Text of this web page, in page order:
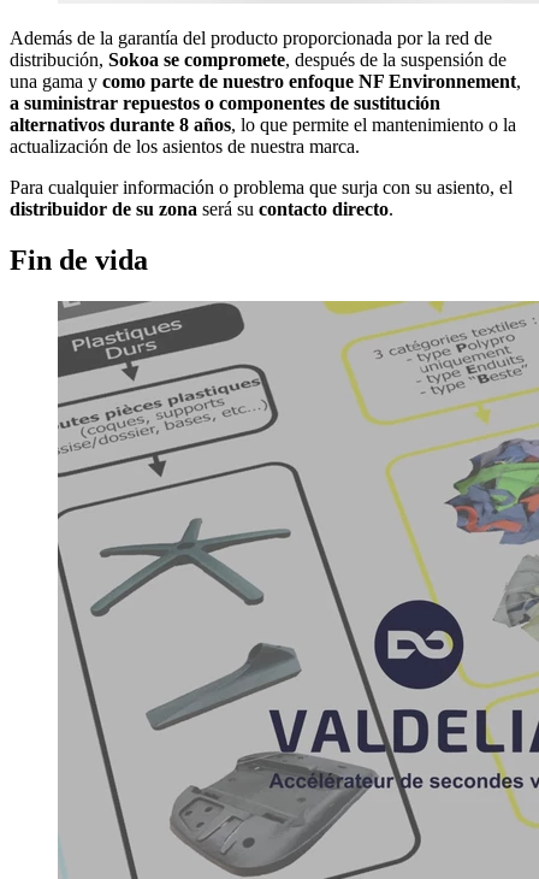
Además de la garantía del producto proporcionada por la red de
distribución, Sokoa se compromete, después de la suspensión de
una gama y como parte de nuestro enfoque NF Environnement,
a suministrar repuestos o componentes de sustitución
alternativos durante 8 años, lo que permite el mantenimiento o la
actualización de los asientos de nuestra marca.
Para cualquier información o problema que surja con su asiento, el
distribuidor de su zona será su contacto directo.
Fin de vida